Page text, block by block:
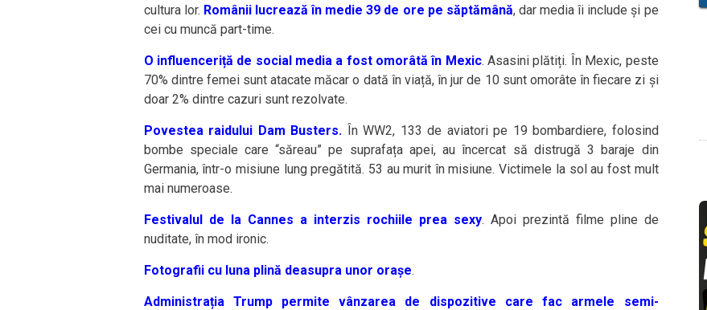
cultura lor. Românii lucrează în medie 39 de ore pe săptămână, dar media îi include și pe
cei cu muncă part-time.
O influenceriță de social media a fost omorâtă în Mexic. Asasini plătiți. În Mexic, peste
70% dintre femei sunt atacate măcar o dată în viață, în jur de 10 sunt omorâte în fiecare zi și
doar 2% dintre cazuri sunt rezolvate.
Povestea raidului Dam Busters. În WW2, 133 de aviatori pe 19 bombardiere, folosind
bombe speciale care “săreau” pe suprafața apei, au încercat să distrugă 3 baraje din
Germania, într-o misiune lung pregătită. 53 au murit în misiune. Victimele la sol au fost mult
mai numeroase.
Festivalul de la Cannes a interzis rochiile prea sexy. Apoi prezintă filme pline de
nuditate, în mod ironic.
Fotografii cu luna plină deasupra unor orașe.
Administrația Trump permite vânzarea de dispozitive care fac armele semi-